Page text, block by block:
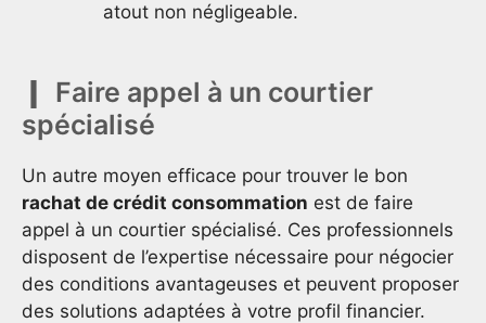
atout non négligeable.
Faire appel à un courtier
spécialisé
Un autre moyen efficace pour trouver le bon
rachat de crédit consommation est de faire
appel à un courtier spécialisé. Ces professionnels
disposent de l’expertise nécessaire pour négocier
des conditions avantageuses et peuvent proposer
des solutions adaptées à votre profil financier.